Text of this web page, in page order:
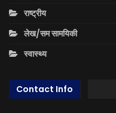
राष्ट्रीय
लेख/सम सामयिकी
स्वास्थ्य
Contact Info